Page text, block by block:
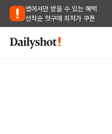
앱에서만 받을 수 있는 혜택
선착순 첫구매 최저가 쿠폰